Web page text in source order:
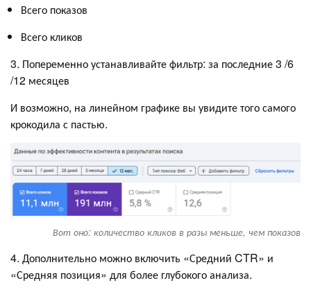
Всего показов
Всего кликов
3. Попеременно устанавливайте фильтр: за последние 3 /6
/12 месяцев
И возможно, на линейном графике вы увидите того самого
крокодила с пастью.
Вот оно: количество кликов в разы меньше, чем показов
4. Дополнительно можно включить «Средний CTR» и
«Средняя позиция» для более глубокого анализа.